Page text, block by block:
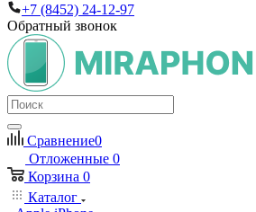
+7 (8452) 24-12-97
Обратный звонок
Сравнение0
Отложенные 0
Корзина 0
Каталог